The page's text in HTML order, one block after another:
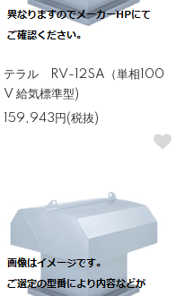
テラル RV-12SA（単相100
V 給気標準型)
159,943円(税抜)